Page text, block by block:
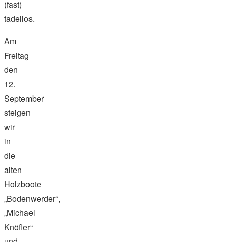
(fast)
tadellos.
Am
Freitag
den
12.
September
steigen
wir
in
die
alten
Holzboote
„Bodenwerder“,
„Michael
Knöfler“